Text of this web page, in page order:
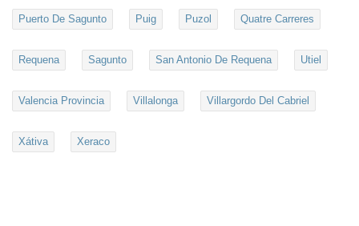
Puerto De Sagunto Puig Puzol Quatre Carreres
Requena Sagunto San Antonio De Requena Utiel
Valencia Provincia Villalonga Villargordo Del Cabriel
Xátiva Xeraco